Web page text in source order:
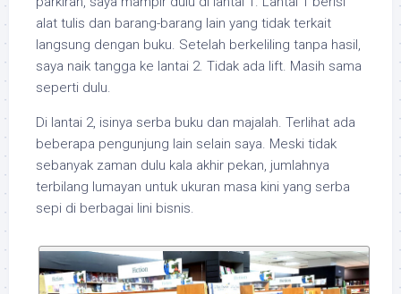
alat tulis dan barang-barang lain yang tidak terkait
langsung dengan buku. Setelah berkeliling tanpa hasil,
saya naik tangga ke lantai 2. Tidak ada lift. Masih sama
seperti dulu.
Di lantai 2, isinya serba buku dan majalah. Terlihat ada
beberapa pengunjung lain selain saya. Meski tidak
sebanyak zaman dulu kala akhir pekan, jumlahnya
terbilang lumayan untuk ukuran masa kini yang serba
sepi di berbagai lini bisnis.